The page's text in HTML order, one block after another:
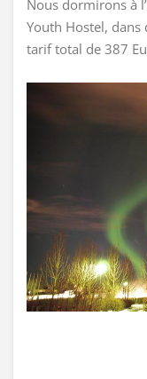
Nous dormirons à
Youth Hostel,
tarif total de 387